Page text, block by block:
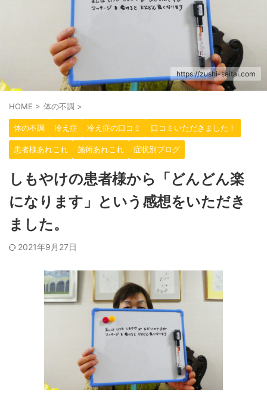
https://zushi-seitai.com
HOME > 体の不調 >
体の不調 冷え症 冷え症の口コミ 口コミいただきました！
患者様あれこれ 施術あれこれ 症状別ブログ
しもやけの患者様から「どんどん楽
になります」という感想をいただき
ました。
2021年9月27日